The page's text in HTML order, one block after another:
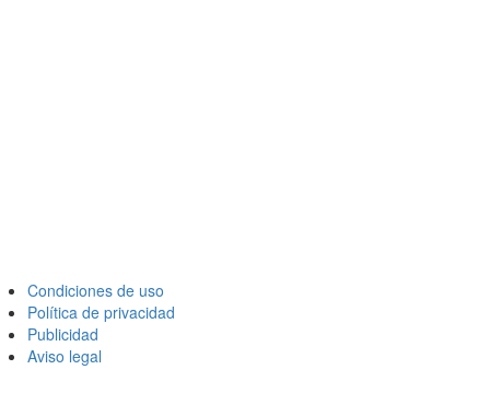
Condiciones de uso
Política de privacidad
Publicidad
Aviso legal